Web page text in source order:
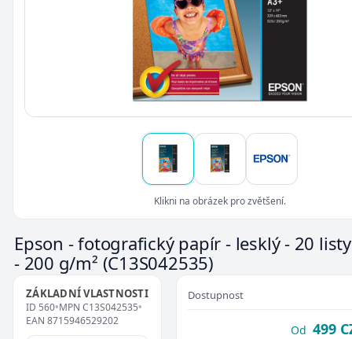
Klikni na obrázek pro zvětšení.
Epson - fotografický papír - lesklý - 20
- 200 g/m² (C13S042535)
ZÁKLADNÍ VLASTNOSTI
ID 560•MPN C13S042535•
EAN 8715946529202
Dostupnost
Od 499